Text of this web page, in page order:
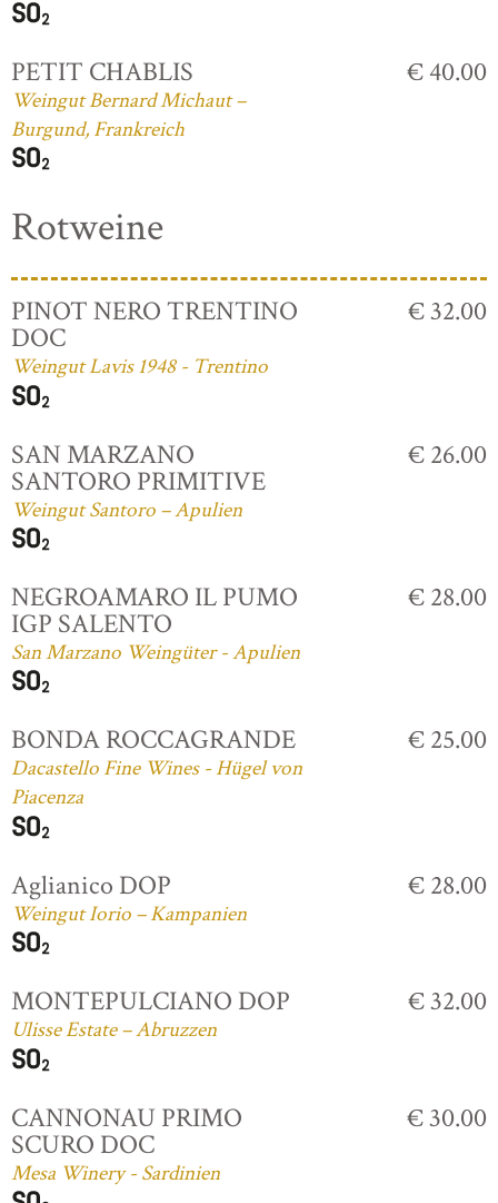
PETIT CHABLIS
Weingut Bernard Michaut –
Burgund, Frankreich
€ 40.00
Rotweine
PINOT NERO TRENTINO
DOC
Weingut Lavis 1948 - Trentino
€ 32.00
SAN MARZANO
SANTORO PRIMITIVE
Weingut Santoro – Apulien
€ 26.00
NEGROAMARO IL PUMO
IGP SALENTO
San Marzano Weingüter - Apulien
€ 28.00
BONDA ROCCAGRANDE
Dacastello Fine Wines - Hügel von
Piacenza
€ 25.00
Aglianico DOP
Weingut Iorio – Kampanien
€ 28.00
MONTEPULCIANO DOP
Ulisse Estate – Abruzzen
€ 32.00
CANNONAU PRIMO
SCURO DOC
Mesa Winery - Sardinien
€ 30.00